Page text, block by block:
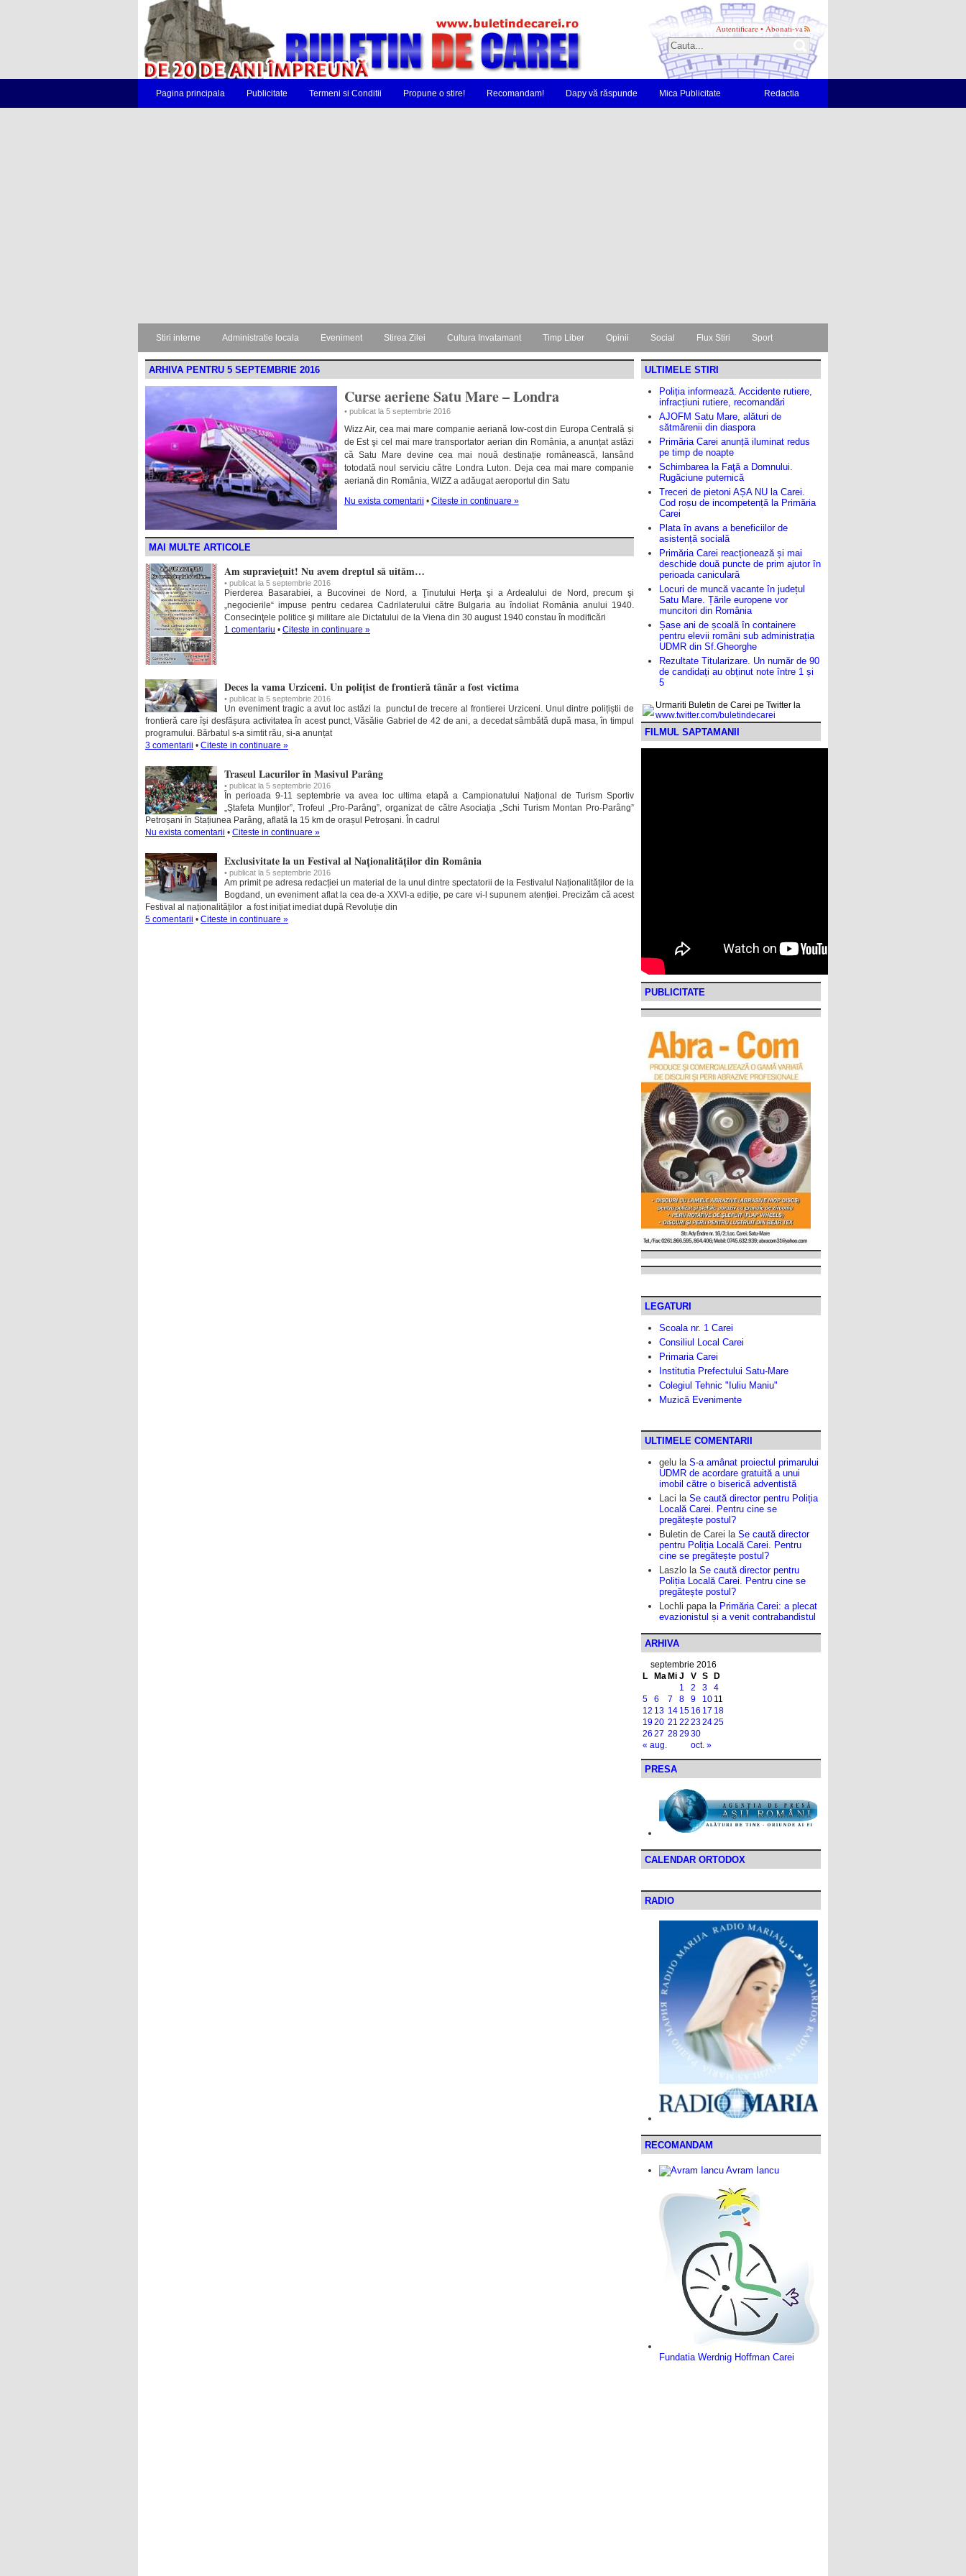
Autentificare • Abonati-va
Pagina principala Publicitate Termeni si Conditii Propune o stire! Recomandam! Dapy vă răspunde Mica Publicitate Redactia
Stiri interne Administratie locala Eveniment Stirea Zilei Cultura Invatamant Timp Liber Opinii Social Flux Stiri Sport
ARHIVA PENTRU 5 SEPTEMBRIE 2016
Curse aeriene Satu Mare – Londra
• publicat la 5 septembrie 2016
Wizz Air, cea mai mare companie aeriană low-cost din Europa Centrală și
de Est şi cel mai mare transportator aerian din România, a anunțat astăzi
că Satu Mare devine cea mai nouă destinație românească, lansând
totodată noul serviciu către Londra Luton. Deja cea mai mare companie
aeriană din România, WIZZ a adăugat aeroportul din Satu
Nu exista comentarii • Citeste in continuare »
MAI MULTE ARTICOLE
Am supravieţuit! Nu avem dreptul să uităm…
• publicat la 5 septembrie 2016
Pierderea Basarabiei, a Bucovinei de Nord, a Ţinutului Herţa şi a Ardealului de Nord, precum şi
„negocierile“ impuse pentru cedarea Cadrilaterului către Bulgaria au îndoliat România anului 1940.
Consecinţele politice şi militare ale Dictatului de la Viena din 30 august 1940 constau în modificări
1 comentariu • Citeste in continuare »
Deces la vama Urziceni. Un polițist de frontieră tânăr a fost victima
• publicat la 5 septembrie 2016
Un eveniment tragic a avut loc astăzi la punctul de trecere al frontierei Urziceni. Unul dintre polițiștii de
frontieră care își desfășura activitatea în acest punct, Văsălie Gabriel de 42 de ani, a decedat sâmbătă după masa, în timpul
programului. Bărbatul s-a simtit rău, si-a anunțat
3 comentarii • Citeste in continuare »
Traseul Lacurilor în Masivul Parâng
• publicat la 5 septembrie 2016
În perioada 9-11 septembrie va avea loc ultima etapă a Campionatului Național de Turism Sportiv
„Ștafeta Munților”, Trofeul „Pro-Parâng”, organizat de către Asociația „Schi Turism Montan Pro-Parâng”
Petroșani în Stațiunea Parâng, aflată la 15 km de orașul Petroșani. În cadrul
Nu exista comentarii • Citeste in continuare »
Exclusivitate la un Festival al Naționalităților din România
• publicat la 5 septembrie 2016
Am primit pe adresa redacției un material de la unul dintre spectatorii de la Festivalul Naționalităților de la
Bogdand, un eveniment aflat la cea de-a XXVI-a ediție, pe care vi-l supunem atenției. Precizăm că acest
Festival al naționalităților a fost inițiat imediat după Revoluție din
5 comentarii • Citeste in continuare »
ULTIMELE STIRI
Poliția informează. Accidente rutiere,
infracțiuni rutiere, recomandări
AJOFM Satu Mare, alături de
sătmărenii din diaspora
Primăria Carei anunță iluminat redus
pe timp de noapte
Schimbarea la Faţă a Domnului.
Rugăciune puternică
Treceri de pietoni AȘA NU la Carei.
Cod roșu de incompetență la Primăria
Carei
Plata în avans a beneficiilor de
asistență socială
Primăria Carei reacționează și mai
deschide două puncte de prim ajutor în
perioada caniculară
Locuri de muncă vacante în județul
Satu Mare. Țările europene vor
muncitori din România
Șase ani de școală în containere
pentru elevii români sub administrația
UDMR din Sf.Gheorghe
Rezultate Titularizare. Un număr de 90
de candidați au obținut note între 1 și
5
Urmariti Buletin de Carei pe Twitter la
www.twitter.com/buletindecarei
FILMUL SAPTAMANII
PUBLICITATE
LEGATURI
Scoala nr. 1 Carei
Consiliul Local Carei
Primaria Carei
Institutia Prefectului Satu-Mare
Colegiul Tehnic "Iuliu Maniu"
Muzică Evenimente
ULTIMELE COMENTARII
gelu la S-a amânat proiectul primarului
UDMR de acordare gratuită a unui
imobil către o biserică adventistă
Laci la Se caută director pentru Poliția
Locală Carei. Pentru cine se
pregătește postul?
Buletin de Carei la Se caută director
pentru Poliția Locală Carei. Pentru
cine se pregătește postul?
Laszlo la Se caută director pentru
Poliția Locală Carei. Pentru cine se
pregătește postul?
Lochli papala Primăria Carei: a plecat
evazionistul și a venit contrabandistul
ARHIVA
septembrie 2016
L
Ma Mi J V S D
« aug. oct. »
1 2 3
4
5
6 7 8 9 10 11
12 13 14 15 16 17 18
1920 21 22 232425
26 27 282930
PRESA
CALENDAR ORTODOX
RADIO
RECOMANDAM
Avram Iancu
Fundatia Werdnig Hoffman Carei